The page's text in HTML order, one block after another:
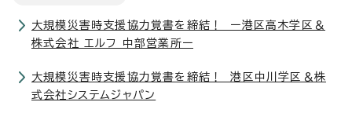
大規模災害時支援協力覚書を締結！ ー港区高木学区＆
株式会社 エルフ 中部営業所ー
大規模災害時支援協力覚書を締結！ 港区中川学区＆株
式会社システムジャパン